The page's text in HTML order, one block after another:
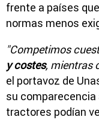
frente a países
normas menos
"Competimos
y costes, mientras
el portavoz de
su
tractores podían